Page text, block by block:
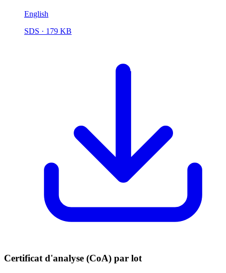
English
SDS · 179 KB
Certificat d'analyse (CoA) par lot